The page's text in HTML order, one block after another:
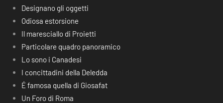
Designano gli oggetti
Odiosa estorsione
Il maresciallo di Proietti
Particolare quadro panoramico
Lo sono i Canadesi
I concittadini della Deledda
É famosa quella di Giosafat
Un Foro di Roma